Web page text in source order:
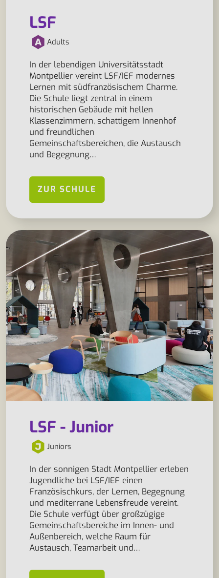
LSF
Adults
In der lebendigen Universitätsstadt
Montpellier vereint LSF/IEF modernes
Lernen mit südfranzösischem Charme.
Die Schule liegt zentral in einem
historischen Gebäude mit hellen
Klassenzimmern, schattigem Innenhof
und freundlichen
Gemeinschaftsbereichen, die Austausch
und Begegnung…
ZUR SCHULE
LSF - Junior
Juniors
In der sonnigen Stadt Montpellier erleben
Jugendliche bei LSF/IEF einen
Französischkurs, der Lernen, Begegnung
und mediterrane Lebensfreude vereint.
Die Schule verfügt über großzügige
Gemeinschaftsbereiche im Innen- und
Außenbereich, welche Raum für
Austausch, Teamarbeit und…